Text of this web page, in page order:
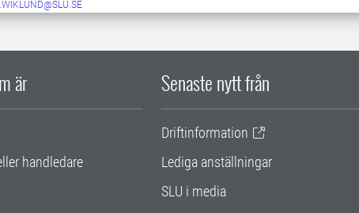
är
handledare
Senaste nytt från
Driftinformation
Lediga anställningar
SLU i media